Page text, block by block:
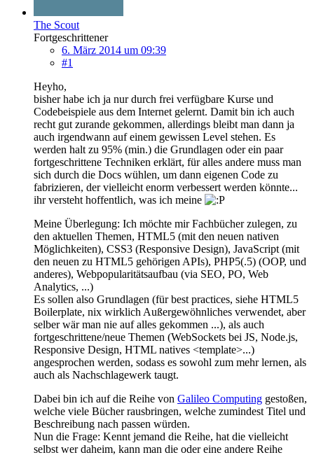
The Scout
Fortgeschrittener
6. März 2014 um 09:39
#1
Heyho,
bisher habe ich ja nur durch frei verfügbare Kurse und
Codebeispiele aus dem Internet gelernt. Damit bin ich auch
recht gut zurande gekommen, allerdings bleibt man dann ja
auch irgendwann auf einem gewissen Level stehen. Es
werden halt zu 95% (min.) die Grundlagen oder ein paar
fortgeschrittene Techniken erklärt, für alles andere muss man
sich durch die Docs wühlen, um dann eigenen Code zu
fabrizieren, der vielleicht enorm verbessert werden könnte...
ihr versteht hoffentlich, was ich meine
Meine Überlegung: Ich möchte mir Fachbücher zulegen, zu
den aktuellen Themen, HTML5 (mit den neuen nativen
Möglichkeiten), CSS3 (Responsive Design), JavaScript (mit
den neuen zu HTML5 gehörigen APIs), PHP5(.5) (OOP, und
anderes), Webpopularitätsaufbau (via SEO, PO, Web
Analytics, ...)
Es sollen also Grundlagen (für best practices, siehe HTML5
Boilerplate, nix wirklich Außergewöhnliches verwendet, aber
selber wär man nie auf alles gekommen ...), als auch
fortgeschrittene/neue Themen (WebSockets bei JS, Node.js,
Responsive Design, HTML natives <template>...)
angesprochen werden, sodass es sowohl zum mehr lernen, als
auch als Nachschlagewerk taugt.
Dabei bin ich auf die Reihe von Galileo Computing gestoßen,
welche viele Bücher rausbringen, welche zumindest Titel und
Beschreibung nach passen würden.
Nun die Frage: Kennt jemand die Reihe, hat die vielleicht
selbst wer daheim, kann man die oder eine andere Reihe